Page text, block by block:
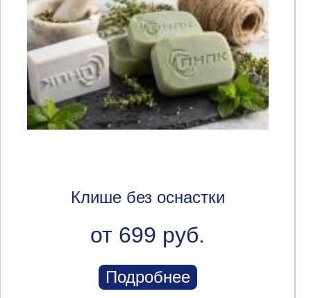
Клише без оснастки
от 699 руб.
Подробнее